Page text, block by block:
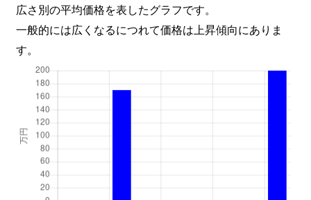
広さ別の平均価格を表したグラフです。
一般的には広くなるにつれて価格は上昇傾向にありま
す。